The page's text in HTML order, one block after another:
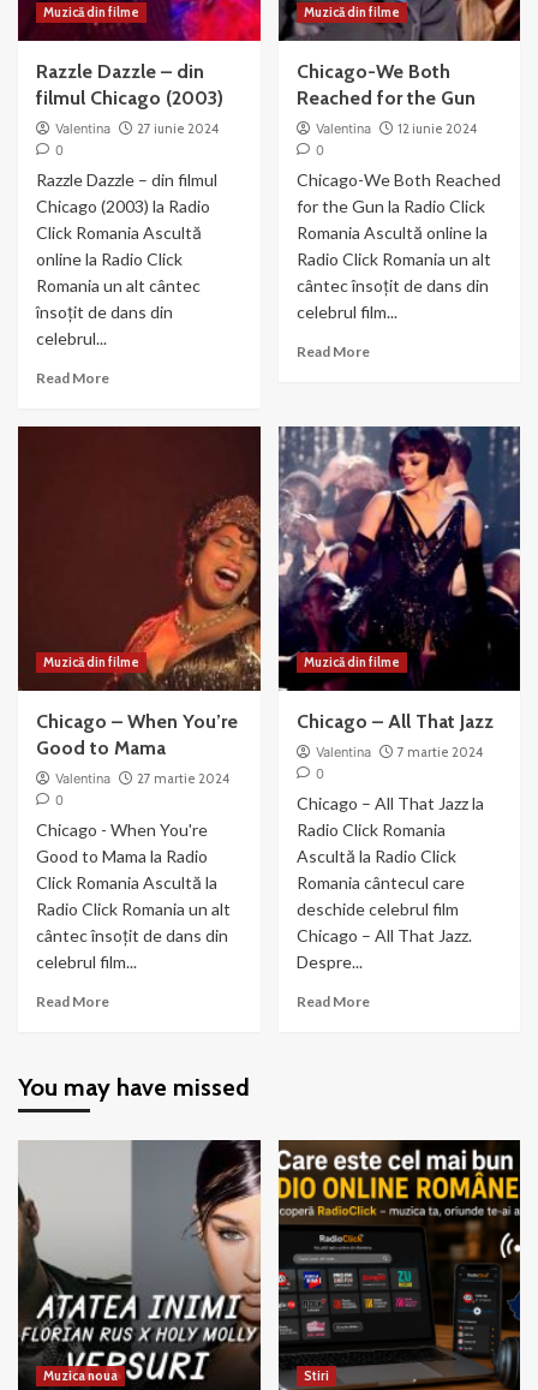
Muzică din filme
Razzle Dazzle – din
filmul Chicago (2003)
Valentina
27 iunie 2024
0
Razzle Dazzle – din filmul
Chicago (2003) la Radio
Click Romania Ascultă
online la Radio Click
Romania un alt cântec
însoțit de dans din
celebrul...
Read MoreRead
Muzică din filme
Chicago-We Both
Reached for the Gun
Valentina
12 iunie 2024
0
Chicago-We Both Reached
for the Gun la Radio Click
Romania Ascultă online la
Radio Click Romania un alt
cântec însoțit de dans din
celebrul film...
Read MoreRead
We
Both
Reached
for
the
Gun
Muzică din filme
Chicago – When You’re
Good to Mama
Valentina
27 martie 2024
0
Chicago - When You're
Good to Mama la Radio
Click Romania Ascultă la
Radio Click Romania un alt
cântec însoțit de dans din
celebrul film...
Read MoreRead
–
Muzică din filme
Chicago – All That Jazz
Valentina
7 martie 2024
0
Chicago – All That Jazz la
Radio Click Romania
Ascultă la Radio Click
Romania cântecul care
deschide celebrul film
Chicago – All That Jazz.
Despre...
Read MoreRead
Jazz
You may have missed
Muzica noua Stiri